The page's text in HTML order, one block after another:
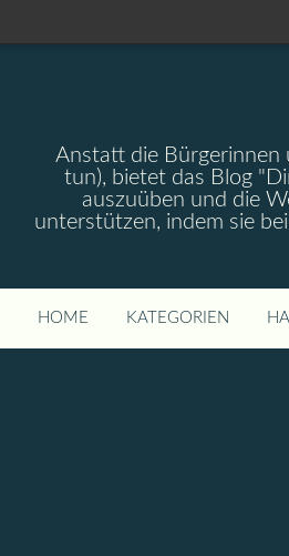
Anstatt die Bürgerinnen
tun), bietet das Blog
auszuüben und die
unterstützen, indem sie
HOME KATEGORIEN